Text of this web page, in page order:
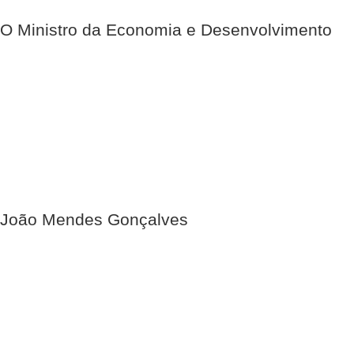
O Ministro da Economia e Desenvolvimento
João Mendes Gonçalves